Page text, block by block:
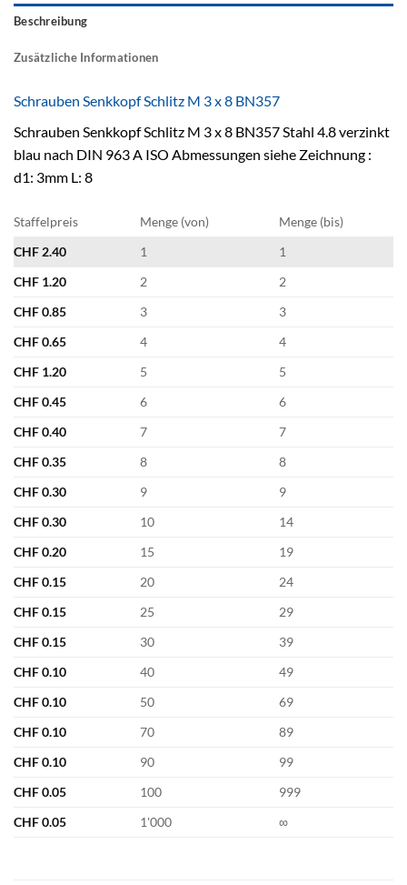
Beschreibung
Zusätzliche Informationen
Schrauben Senkkopf Schlitz M 3 x 8 BN357
Schrauben Senkkopf Schlitz M 3 x 8 BN357 Stahl 4.8 verzinkt
blau nach DIN 963 A ISO Abmessungen siehe Zeichnung :
d1: 3mm L: 8
Staffelpreis Menge (von)
Menge (bis)
CHF 2.40 1
1
CHF 1.20 2
2
CHF0.85 3
3
CHF0.65 4
4
CHF 1.20 5
5
CHF0.45 6
6
CHF0.40 7
7
CHF0.35 8
8
CHF0.30 9
9
CHF0.30 10
14
CHF0.20 15
19
CHF0.15 20
24
CHF0.15 25
29
CHF0.15 30
39
CHF0.10 40
49
CHF0.10 50
69
CHF0.10 70
89
CHF0.10 90
99
CHF0.05 100
999
CHF0.05 1'000 ∞